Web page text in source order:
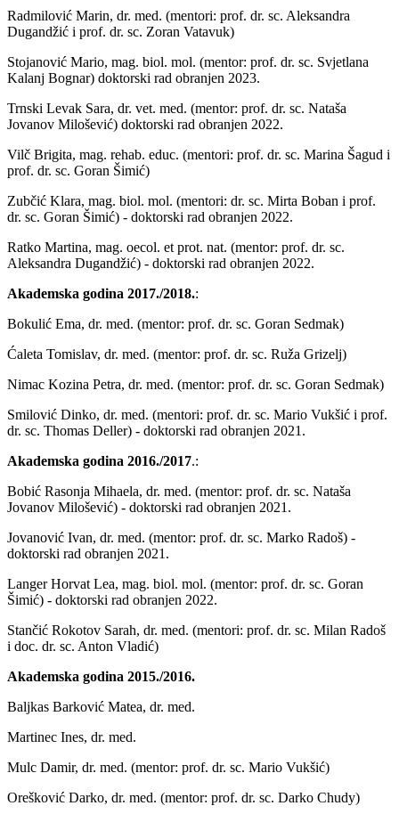
Radmilović Marin, dr. med. (mentori: prof. dr. sc. Aleksandra
Dugandžić i prof. dr. sc. Zoran Vatavuk)
Stojanović Mario, mag. biol. mol. (mentor: prof. dr. sc. Svjetlana
Kalanj Bognar) doktorski rad obranjen 2023.
Trnski Levak Sara, dr. vet. med. (mentor: prof. dr. sc. Nataša
Jovanov Milošević) doktorski rad obranjen 2022.
Vilč Brigita, mag. rehab. educ. (mentori: prof. dr. sc. Marina Šagud i
prof. dr. sc. Goran Šimić)
Zubčić Klara, mag. biol. mol. (mentori: dr. sc. Mirta Boban i prof.
dr. sc. Goran Šimić) - doktorski rad obranjen 2022.
Ratko Martina, mag. oecol. et prot. nat. (mentor: prof. dr. sc.
Aleksandra Dugandžić) - doktorski rad obranjen 2022.
Akademska godina 2017./2018.:
Bokulić Ema, dr. med. (mentor: prof. dr. sc. Goran Sedmak)
Ćaleta Tomislav, dr. med. (mentor: prof. dr. sc. Ruža Grizelj)
Nimac Kozina Petra, dr. med. (mentor: prof. dr. sc. Goran Sedmak)
Smilović Dinko, dr. med. (mentori: prof. dr. sc. Mario Vukšić i prof.
dr. sc. Thomas Deller) - doktorski rad obranjen 2021.
Akademska godina 2016./2017.:
Bobić Rasonja Mihaela, dr. med. (mentor: prof. dr. sc. Nataša
Jovanov Milošević) - doktorski rad obranjen 2021.
Jovanović Ivan, dr. med. (mentor: prof. dr. sc. Marko Radoš) -
doktorski rad obranjen 2021.
Langer Horvat Lea, mag. biol. mol. (mentor: prof. dr. sc. Goran
Šimić) - doktorski rad obranjen 2022.
Stančić Rokotov Sarah, dr. med. (mentori: prof. dr. sc. Milan Radoš
i doc. dr. sc. Anton Vladić)
Akademska godina 2015./2016.
Baljkas Barković Matea, dr. med.
Martinec Ines, dr. med.
Mulc Damir, dr. med. (mentor: prof. dr. sc. Mario Vukšić)
Orešković Darko, dr. med. (mentor: prof. dr. sc. Darko Chudy)